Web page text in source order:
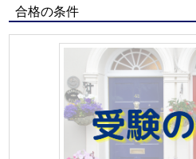
合格の条件